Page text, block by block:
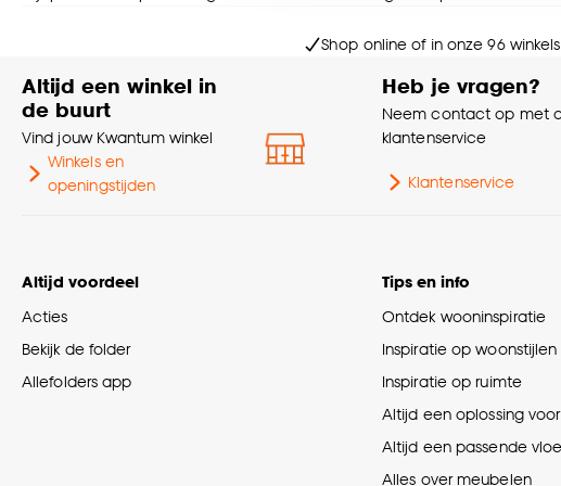
Goed om te weten is dat je deze
Shop online of in onze 96 winkels
Altijd een winkel in
de buurt
Vind jouw Kwantum winkel
Winkels en
openingstijden
Heb je vragen?
Neem contact op met
klantenservice
Klantenservice
Altijd voordeel
Acties
Bekijk de folder
Allefolders app
Tips en info
Ontdek wooninspiratie
Inspiratie op woonstijlen
Inspiratie op ruimte
Altijd een oplossing
Altijd een passende
Alles over meubelen